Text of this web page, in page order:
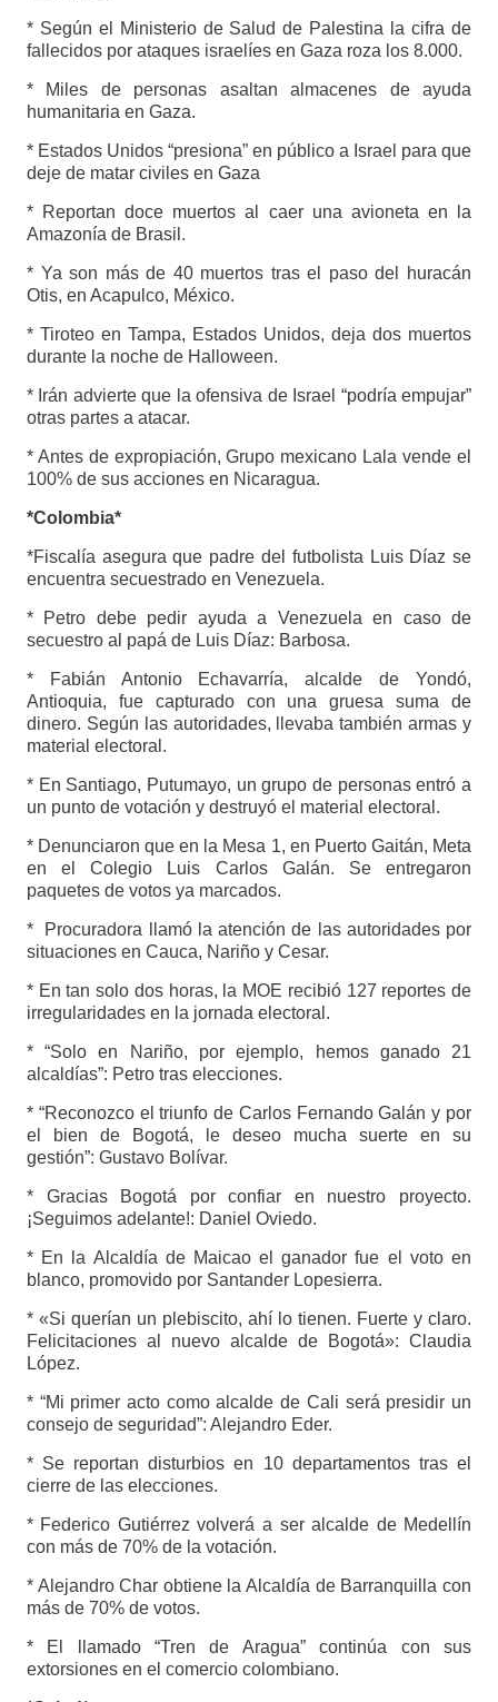
* Según el Ministerio de Salud de Palestina la cifra de
fallecidos por ataques israelíes en Gaza roza los 8.000.
* Miles de personas asaltan almacenes de ayuda
humanitaria en Gaza.
* Estados Unidos “presiona” en público a Israel para que
deje de matar civiles en Gaza
* Reportan doce muertos al caer una avioneta en la
Amazonía de Brasil.
* Ya son más de 40 muertos tras el paso del huracán
Otis, en Acapulco, México.
* Tiroteo en Tampa, Estados Unidos, deja dos muertos
durante la noche de Halloween.
* Irán advierte que la ofensiva de Israel “podría empujar”
otras partes a atacar.
* Antes de expropiación, Grupo mexicano Lala vende el
100% de sus acciones en Nicaragua.
*Colombia*
*Fiscalía asegura que padre del futbolista Luis Díaz se
encuentra secuestrado en Venezuela.
* Petro debe pedir ayuda a Venezuela en caso de
secuestro al papá de Luis Díaz: Barbosa.
* Fabián Antonio Echavarría, alcalde de Yondó,
Antioquia, fue capturado con una gruesa suma de
dinero. Según las autoridades, llevaba también armas y
material electoral.
* En Santiago, Putumayo, un grupo de personas entró a
un punto de votación y destruyó el material electoral.
* Denunciaron que en la Mesa 1, en Puerto Gaitán, Meta
en el Colegio Luis Carlos Galán. Se entregaron
paquetes de votos ya marcados.
* Procuradora llamó la atención de las autoridades por
situaciones en Cauca, Nariño y Cesar.
* En tan solo dos horas, la MOE recibió 127 reportes de
irregularidades en la jornada electoral.
* “Solo en Nariño, por ejemplo, hemos ganado 21
alcaldías”: Petro tras elecciones.
* “Reconozco el triunfo de Carlos Fernando Galán y por
el bien de Bogotá, le deseo mucha suerte en su
gestión”: Gustavo Bolívar.
* Gracias Bogotá por confiar en nuestro proyecto.
¡Seguimos adelante!: Daniel Oviedo.
* En la Alcaldía de Maicao el ganador fue el voto en
blanco, promovido por Santander Lopesierra.
* «Si querían un plebiscito, ahí lo tienen. Fuerte y claro.
Felicitaciones al nuevo alcalde de Bogotá»: Claudia
López.
* “Mi primer acto como alcalde de Cali será presidir un
consejo de seguridad”: Alejandro Eder.
* Se reportan disturbios en 10 departamentos tras el
cierre de las elecciones.
* Federico Gutiérrez volverá a ser alcalde de Medellín
con más de 70% de la votación.
* Alejandro Char obtiene la Alcaldía de Barranquilla con
más de 70% de votos.
* El llamado “Tren de Aragua” continúa con sus
extorsiones en el comercio colombiano.